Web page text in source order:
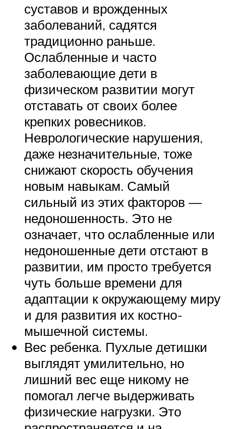
суставов и врожденных
заболеваний, садятся
традиционно раньше.
Ослабленные и часто
заболевающие дети в
физическом развитии могут
отставать от своих более
крепких ровесников.
Неврологические нарушения,
даже незначительные, тоже
снижают скорость обучения
новым навыкам. Самый
сильный из этих факторов —
недоношенность. Это не
означает, что ослабленные или
недоношенные дети отстают в
развитии, им просто требуется
чуть больше времени для
адаптации к окружающему миру
и для развития их костно-
мышечной системы.
Вес ребенка. Пухлые детишки
выглядят умилительно, но
лишний вес еще никому не
помогал легче выдерживать
физические нагрузки. Это